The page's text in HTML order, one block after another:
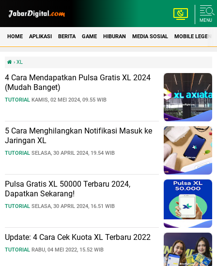
MENU
HOME APLIKASI BERITA GAME HIBURAN MEDIA SOSIAL MOBILE
› XL
4 Cara Mendapatkan Pulsa Gratis XL 2024
(Mudah Banget)
TUTORIAL KAMIS, 02 MEI 2024, 09.55 WIB
5 Cara Menghilangkan Notifikasi Masuk ke
Jaringan XL
TUTORIAL SELASA, 30 APRIL 2024, 19.54 WIB
Pulsa Gratis XL 50000 Terbaru 2024,
Dapatkan Sekarang!
TUTORIAL SELASA, 30 APRIL 2024, 16.51 WIB
Update: 4 Cara Cek Kuota XL Terbaru 2022
TUTORIAL RABU, 04 MEI 2022, 15.52 WIB